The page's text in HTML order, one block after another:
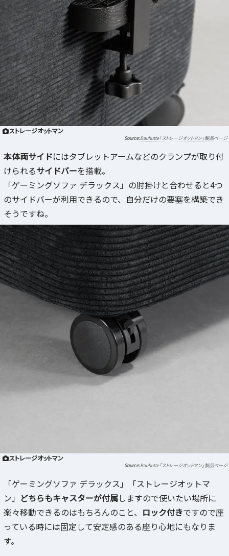
ストレージオットマン
Bauhutte「ストレージオットマン」製品ページ
本体両サイドにはタブレットアームなどのクランプが取り付
けられるサイドバーを搭載。
「ゲーミングソファ デラックス」の肘掛けと合わせると4つ
のサイドバーが利用できるので、自分だけの要塞を構築でき
そうですね。
ストレージオットマン
Bauhutte「ストレージオットマン」製品ページ
「ゲーミングソファ デラックス」「ストレージオットマ
ン」 どちらもキャスターが付属しますので使いたい場所に
楽々移動できるのはもちろんのこと、 ロック付きですので座
っている時には固定して安定感のある座り心地にもなりま
す。